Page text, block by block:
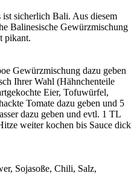
ist sicherlich Bali. Aus diesem
Balinesische Gewürzmischung
pikant.
Gewürzmischung dazu geben
Ihrer Wahl (Hähnchenteile
Eier, Tofuwürfel,
Tomate dazu geben und 5
dazu geben und evtl. 1 TL
weiter kochen bis Sauce dick
Sojasoße, Chili, Salz,